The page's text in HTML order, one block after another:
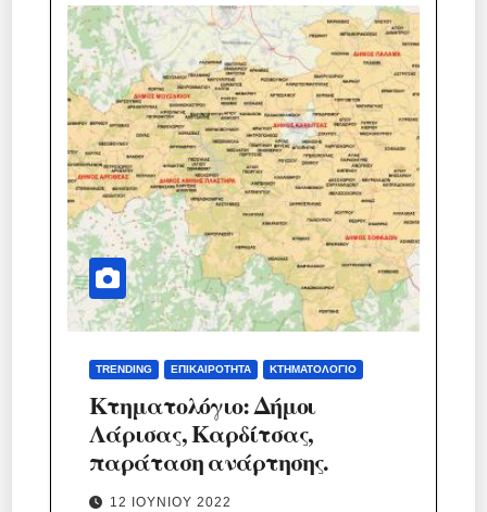
TRENDING ΕΠΙΚΑΙΡΌΤΗΤΑ ΚΤΗΜΑΤΟΛΌΓΙΟ
Κτηματολόγιο: Δήμοι
Λάρισας, Καρδίτσας,
παράταση ανάρτησης.
12 ΙΟΥΝΊΟΥ 2022